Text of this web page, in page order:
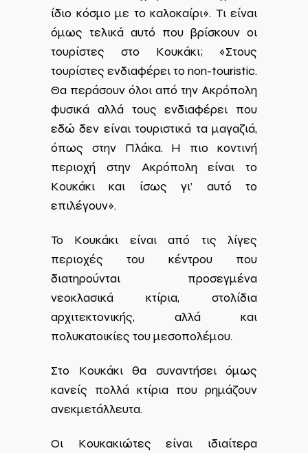
ίδιο κόσμο με το καλοκαίρι». Τι είναι
όμως τελικά αυτό που βρίσκουν οι
τουρίστες στο Κουκάκι; «Στους
τουρίστες ενδιαφέρει το non-touristic.
Θα περάσουν όλοι από την Ακρόπολη
φυσικά αλλά τους ενδιαφέρει που
εδώ δεν είναι τουριστικά τα μαγαζιά,
όπως στην Πλάκα. Η πιο κοντινή
περιοχή στην Ακρόπολη είναι το
Κουκάκι και ίσως γι’ αυτό το
επιλέγουν».
Το Κουκάκι είναι από τις λίγες
περιοχές του κέντρου που
διατηρούνται προσεγμένα
νεοκλασικά κτίρια, στολίδια
αρχιτεκτονικής, αλλά και
πολυκατοικίες του μεσοπολέμου.
Στο Κουκάκι θα συναντήσει όμως
κανείς πολλά κτίρια που ρημάζουν
ανεκμετάλλευτα.
Οι Κουκακιώτες είναι ιδιαίτερα